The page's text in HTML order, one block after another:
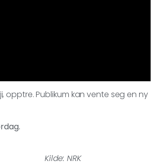
opptre. Publikum kan vente seg en ny